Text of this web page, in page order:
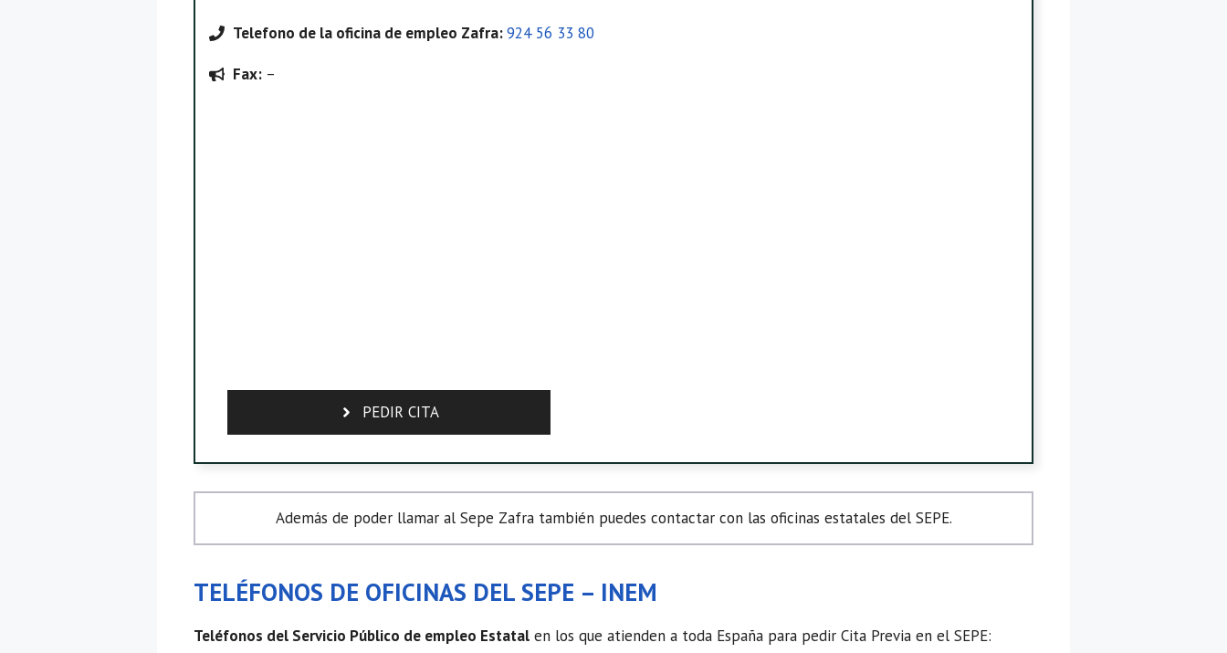
Telefono de la oficina de empleo Zafra:924 56 33 80
Fax: –
PEDIR CITA
Además de poder llamar al Sepe Zafra también puedes contactar con las oficinas estatales del SEPE.
TELÉFONOS DE OFICINAS DEL SEPE – INEM
Teléfonos del Servicio Público de empleo Estatal en los que atienden a toda España para pedir Cita Previa en el SEPE: